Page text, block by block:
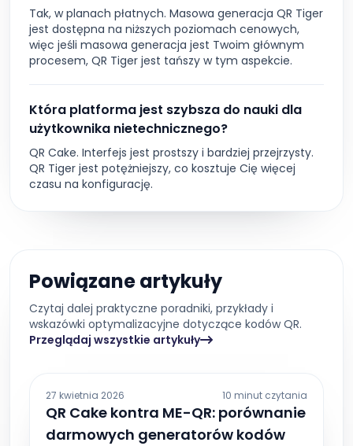
Tak, w planach płatnych. Masowa generacja QR Tiger
jest dostępna na niższych poziomach cenowych,
więc jeśli masowa generacja jest Twoim głównym
procesem, QR Tiger jest tańszy w tym aspekcie.
Która platforma jest szybsza do nauki dla
użytkownika nietechnicznego?
QR Cake. Interfejs jest prostszy i bardziej przejrzysty.
QR Tiger jest potężniejszy, co kosztuje Cię więcej
czasu na konfigurację.
Powiązane artykuły
Czytaj dalej praktyczne poradniki, przykłady i
wskazówki optymalizacyjne dotyczące kodów QR.
Przeglądaj wszystkie artykuły
27 kwietnia 2026 10 minut czytania
QR Cake kontra ME-QR: porównanie
darmowych generatorów kodów